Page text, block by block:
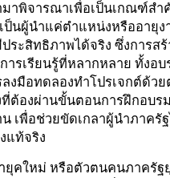
าพิจารณาเพื่อเป็นเกณฑ์สำ
นผู้นำแค่ตำแหน่งหรืออายุง
ระสิทธิภาพได้จริง ซึ่งการส
ารเรียนรู้ที่หลากหลาย ทั้งอ
งมือทดลองทำโปรเจกต์ด้วย
ที่ต้องผ่านขั้นตอนการฝึกอบร
เพื่อช่วยขัดเกลาผู้นำภาครั
แท้จริง
ยุคใหม่ หรือตัวตนคนภาครั